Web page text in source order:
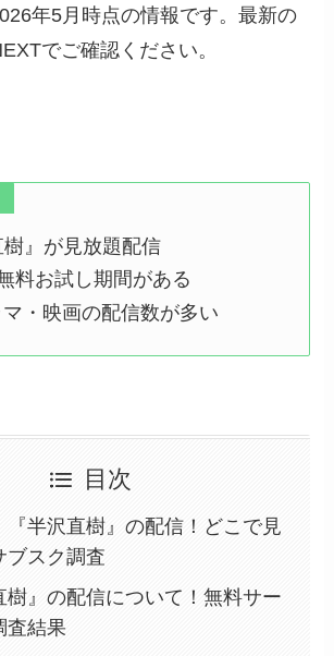
年5月時点の情報です。最新の
でご確認ください。
樹』が見放題配信
料お試し期間がある
・映画の配信数が多い
目次
『半沢直樹』の配信！どこで見
ブスク調査
樹』の配信について！無料サー
査結果